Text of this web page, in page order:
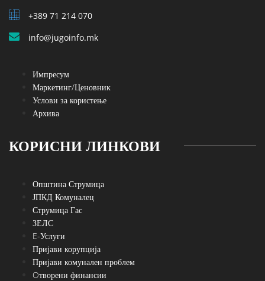
+389 71 214 070
info@jugoinfo.mk
Импресум
Маркетинг/Ценовник
Услови за користење
Архива
КОРИСНИ ЛИНКОВИ
Општина Струмица
ЈПКД Комуналец
Струмица Гас
ЗЕЛС
E-Услуги
Пријави корупција
Пријави комунален проблем
Oтворени финансии